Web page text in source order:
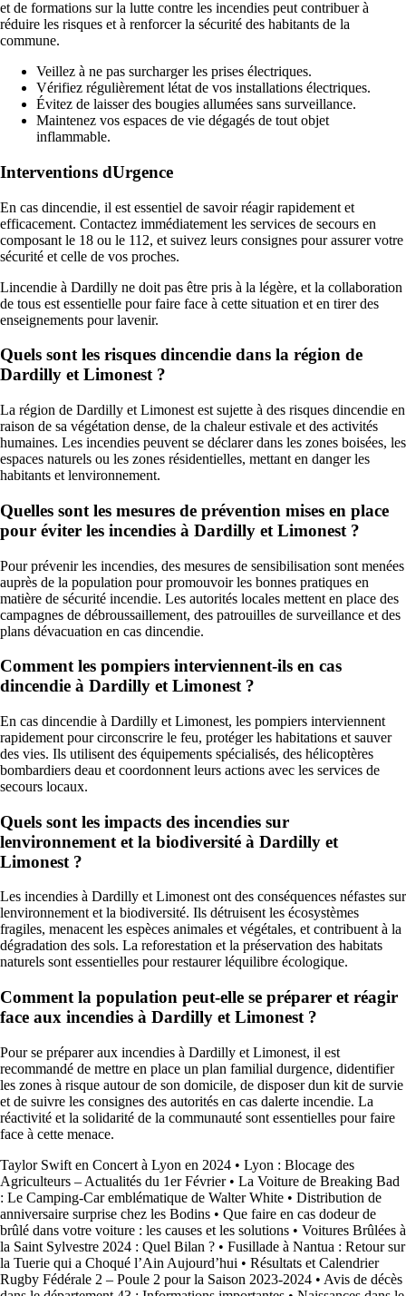
et de formations sur la lutte contre les incendies peut contribuer à
réduire les risques et à renforcer la sécurité des habitants de la
commune.
Veillez à ne pas surcharger les prises électriques.
Vérifiez régulièrement létat de vos installations électriques.
Évitez de laisser des bougies allumées sans surveillance.
Maintenez vos espaces de vie dégagés de tout objet
inflammable.
Interventions dUrgence
En cas dincendie, il est essentiel de savoir réagir rapidement et
efficacement. Contactez immédiatement les services de secours en
composant le 18 ou le 112, et suivez leurs consignes pour assurer votre
sécurité et celle de vos proches.
Lincendie à Dardilly ne doit pas être pris à la légère, et la collaboration
de tous est essentielle pour faire face à cette situation et en tirer des
enseignements pour lavenir.
Quels sont les risques dincendie dans la région de
Dardilly et Limonest ?
La région de Dardilly et Limonest est sujette à des risques dincendie en
raison de sa végétation dense, de la chaleur estivale et des activités
humaines. Les incendies peuvent se déclarer dans les zones boisées, les
espaces naturels ou les zones résidentielles, mettant en danger les
habitants et lenvironnement.
Quelles sont les mesures de prévention mises en place
pour éviter les incendies à Dardilly et Limonest ?
Pour prévenir les incendies, des mesures de sensibilisation sont menées
auprès de la population pour promouvoir les bonnes pratiques en
matière de sécurité incendie. Les autorités locales mettent en place des
campagnes de débroussaillement, des patrouilles de surveillance et des
plans dévacuation en cas dincendie.
Comment les pompiers interviennent-ils en cas
dincendie à Dardilly et Limonest ?
En cas dincendie à Dardilly et Limonest, les pompiers interviennent
rapidement pour circonscrire le feu, protéger les habitations et sauver
des vies. Ils utilisent des équipements spécialisés, des hélicoptères
bombardiers deau et coordonnent leurs actions avec les services de
secours locaux.
Quels sont les impacts des incendies sur
lenvironnement et la biodiversité à Dardilly et
Limonest ?
Les incendies à Dardilly et Limonest ont des conséquences néfastes sur
lenvironnement et la biodiversité. Ils détruisent les écosystèmes
fragiles, menacent les espèces animales et végétales, et contribuent à la
dégradation des sols. La reforestation et la préservation des habitats
naturels sont essentielles pour restaurer léquilibre écologique.
Comment la population peut-elle se préparer et réagir
face aux incendies à Dardilly et Limonest ?
Pour se préparer aux incendies à Dardilly et Limonest, il est
recommandé de mettre en place un plan familial durgence, didentifier
les zones à risque autour de son domicile, de disposer dun kit de survie
et de suivre les consignes des autorités en cas dalerte incendie. La
réactivité et la solidarité de la communauté sont essentielles pour faire
face à cette menace.
Taylor Swift en Concert à Lyon en 2024 • Lyon : Blocage des
Agriculteurs – Actualités du 1er Février• La Voiture de Breaking Bad
: Le Camping-Car emblématique de Walter White • Distribution de
anniversaire surprise chez les Bodins • Que faire en cas dodeur de
brûlé dans votre voiture : les causes et les solutions • Voitures Brûlées à
la Saint Sylvestre 2024 : Quel Bilan ? • Fusillade à Nantua : Retour sur
la Tuerie qui a Choqué l’Ain Aujourd’hui • Résultats et Calendrier
Rugby Fédérale 2 – Poule 2 pour la Saison 2023-2024 • Avis de décès